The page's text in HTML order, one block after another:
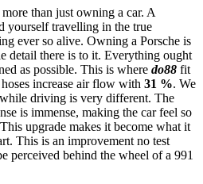
than just owning a car. A
yourself travelling in the true
ever so alive. Owning a Porsche is
detail there is to it. Everything ought
as possible. This is where do88 fit
increase air flow with 31 %. We
driving is very different. The
is immense, making the car feel so
upgrade makes it become what it
This is an improvement no test
perceived behind the wheel of a 991